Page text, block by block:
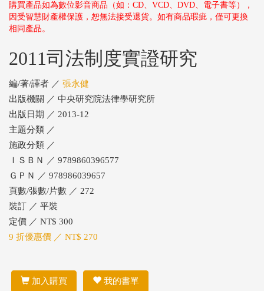
購買產品如為數位影音商品（如：CD、VCD、DVD、電子書等），
因受智慧財產權保護，恕無法接受退貨。如有商品瑕疵，僅可更換
相同產品。
2011司法制度實證研究
編/著/譯者 ／ 張永健
出版機關 ／ 中央研究院法律學研究所
出版日期 ／ 2013-12
主題分類 ／
施政分類 ／
ＩＳＢＮ ／ 9789860396577
ＧＰＮ ／ 978986039657
頁數/張數/片數 ／ 272
裝訂 ／ 平裝
定價 ／ NT$ 300
9 折優惠價 ／ NT$ 270
加入購買 我的書單